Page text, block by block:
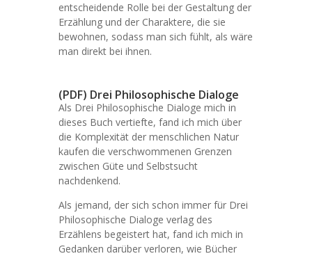
entscheidende Rolle bei der Gestaltung der
Erzählung und der Charaktere, die sie
bewohnen, sodass man sich fühlt, als wäre
man direkt bei ihnen.
(PDF) Drei Philosophische Dialoge
Als Drei Philosophische Dialoge mich in
dieses Buch vertiefte, fand ich mich über
die Komplexität der menschlichen Natur
kaufen die verschwommenen Grenzen
zwischen Güte und Selbstsucht
nachdenkend.
Als jemand, der sich schon immer für Drei
Philosophische Dialoge verlag des
Erzählens begeistert hat, fand ich mich in
Gedanken darüber verloren, wie Bücher